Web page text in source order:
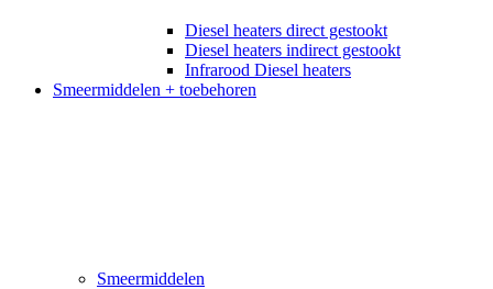
Diesel heaters direct gestookt
Diesel heaters indirect gestookt
Infrarood Diesel heaters
Smeermiddelen + toebehoren
Smeermiddelen